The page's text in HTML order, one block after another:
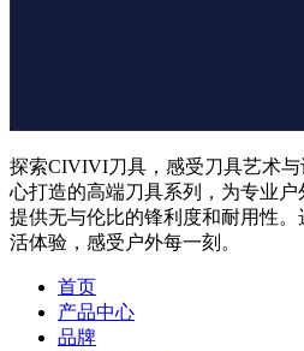
探索CIVIVI刀具，感受刀具艺术
心打造的高端刀具系列，为专业
提供无与伦比的锋利度和耐用性
活体验，感受户外每一刻。
首页
产品中心
品牌